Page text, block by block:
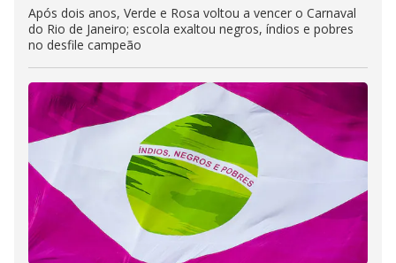
Após dois anos, Verde e Rosa voltou a vencer o Carnaval
do Rio de Janeiro; escola exaltou negros, índios e pobres
no desfile campeão